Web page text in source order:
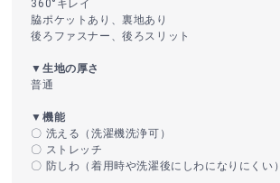
360°キレイ
脇ポケットあり、裏地あり
後ろファスナー、後ろスリット
▼生地の厚さ
普通
▼機能
〇 洗える（洗濯機洗浄可）
〇 ストレッチ
〇 防しわ（着用時や洗濯後にしわになりにくい）